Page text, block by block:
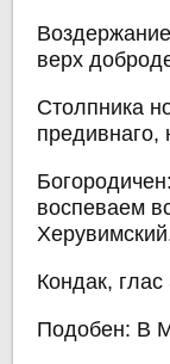
верх
Столпника
предивнаго,
воспеваем
Кондак, глас
Подобен: В